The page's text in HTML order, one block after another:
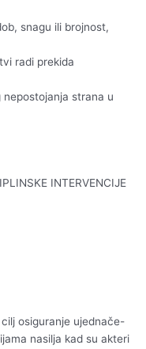
snagu ili brojnost,
radi prekida
nepostojanja strana u
INTERVENCIJE
osiguranje ujednače-
nasilja kad su akteri